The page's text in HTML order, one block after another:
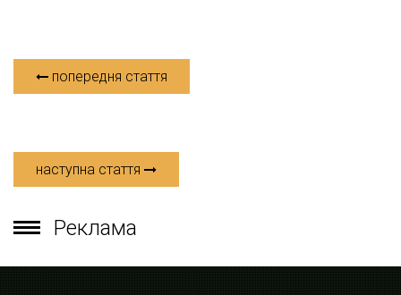
попередня стаття
наступна стаття
Реклама